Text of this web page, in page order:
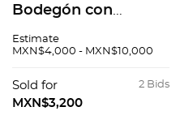
Bodegón con
Óleo sobre tela.
34 x 27 cm.
Estimate
MXN$4,000 - MXN$10,000
2 Bids
Sold for
MXN$3,200